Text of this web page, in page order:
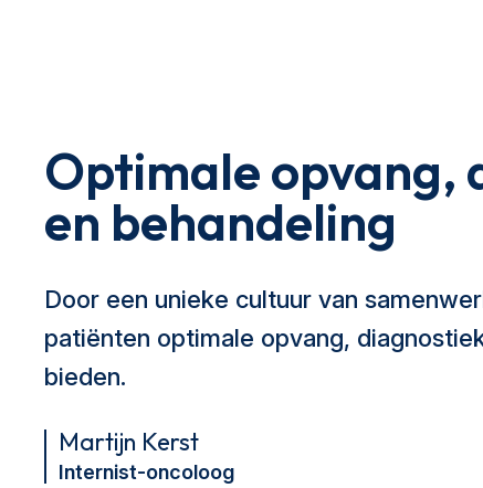
Optimale opvang,
en behandeling
Door een unieke cultuur van
patiënten optimale opvang,
bieden.
Martijn Kerst
Internist-oncoloog